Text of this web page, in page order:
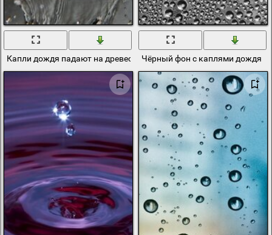
Капли дождя падают на древесинуЧёрный фон с каплями дождя